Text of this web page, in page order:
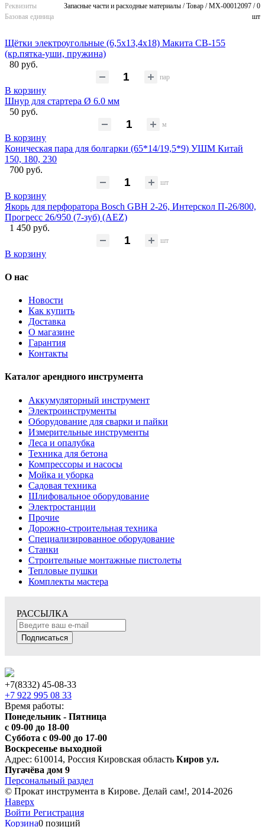
Реквизиты
Запасные части и расходные материалы / Товар / MX-00012097 / 0
Базовая единица
шт
Щётки электроугольные (6,5х13,4х18) Макита CB-155
(кр.пятка-уши, пружина)
80 руб.
пар
В корзину
Шнур для стартера Ø 6.0 мм
50 руб.
м
В корзину
Коническая пара для болгарки (65*14/19,5*9) УШМ Китай
150, 180, 230
700 руб.
шт
В корзину
Якорь для перфоратора Bosch GBH 2-26, Интерскол П-26/800,
Прогресс 26/950 (7-зуб) (AEZ)
1 450 руб.
шт
В корзину
О нас
Новости
Как купить
Доставка
О магазине
Гарантия
Контакты
Каталог арендного инструмента
Аккумуляторный инструмент
Электроинструменты
Оборудование для сварки и пайки
Измерительные инструменты
Леса и опалубка
Техника для бетона
Компрессоры и насосы
Мойка и уборка
Садовая техника
Шлифовальное оборудование
Электростанции
Прочие
Дорожно-строительная техника
Специализированное оборудование
Станки
Строительные монтажные пистолеты
Тепловые пушки
Комплекты мастера
РАССЫЛКА
Подписаться
+7(8332) 45-08-33
+7 922 995 08 33
Время работы:
Понедельник - Пятница
с 09-00 до 18-00
Суббота с 09-00 до 17-00
Воскресенье выходной
Адрес: 610014, Россия Кировская область Киров ул.
Пугачёва дом 9
Персональный раздел
© Прокат инструмента в Кирове. Делай сам!, 2014-2026
Наверх
Войти Регистрация
Корзина0 позиций